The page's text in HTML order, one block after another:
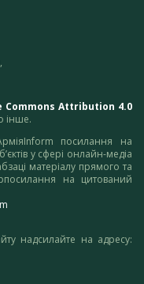
Commons Attribution 4.0
інше.
посилання на
у сфері онлайн-медіа
матеріалу прямого та
на цитований
надсилайте на адресу: